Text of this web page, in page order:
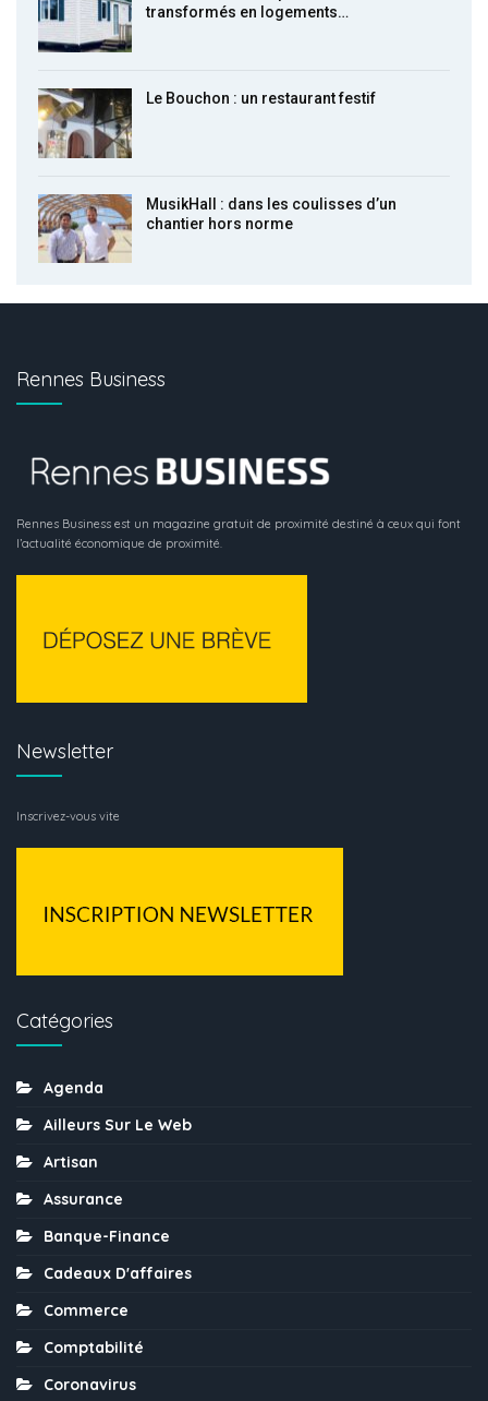
transformés en logements…
Le Bouchon : un restaurant festif
MusikHall : dans les coulisses d’un
chantier hors norme
Rennes Business
Rennes Business est un magazine gratuit de proximité destiné à ceux qui font
l’actualité économique de proximité.
Newsletter
Inscrivez-vous vite
Catégories
Agenda
Ailleurs Sur Le Web
Artisan
Assurance
Banque-Finance
Cadeaux D'affaires
Commerce
Comptabilité
Coronavirus